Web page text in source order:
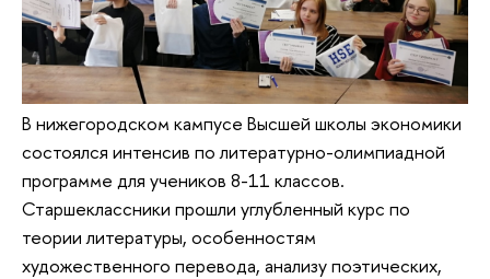
В нижегородском кампусе Высшей школы экономики
состоялся интенсив по литературно-олимпиадной
программе для учеников 8-11 классов.
Старшеклассники прошли углубленный курс по
теории литературы, особенностям
художественного перевода, анализу поэтических,